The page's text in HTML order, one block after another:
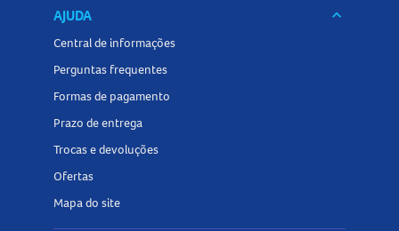
AJUDA keyboard_arrow_down
Central de informações
Perguntas frequentes
Formas de pagamento
Prazo de entrega
Trocas e devoluções
Ofertas
Mapa do site